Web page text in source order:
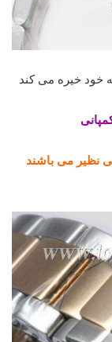
خود خیره می کند
نظیر می باشند